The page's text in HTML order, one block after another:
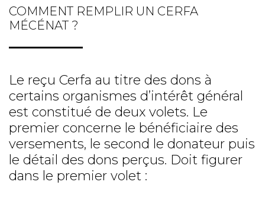
COMMENT REMPLIR UN CERFA
MÉCÉNAT ?
Le reçu Cerfa au titre des dons à
certains organismes d’intérêt général
est constitué de deux volets. Le
premier concerne le bénéficiaire des
versements, le second le donateur puis
le détail des dons perçus. Doit figurer
dans le premier volet :